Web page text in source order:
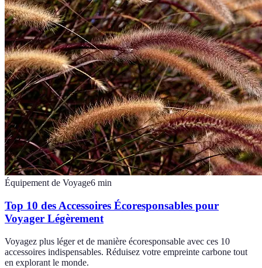
Équipement de Voyage6 min
Top 10 des Accessoires Écoresponsables pour
Voyager Légèrement
Voyagez plus léger et de manière écoresponsable avec ces 10
accessoires indispensables. Réduisez votre empreinte carbone tout
en explorant le monde.